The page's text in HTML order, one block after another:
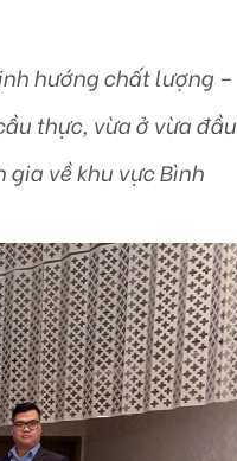
hướng chất lượng –
thực, vừa ở vừa đầu
về khu vực Bình